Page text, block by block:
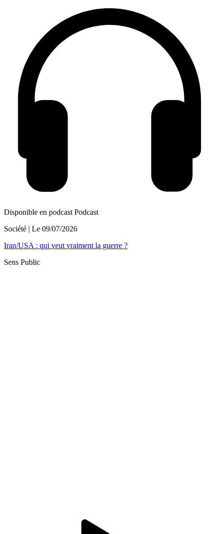
Disponible en podcast Podcast
Société | Le 09/07/2026
Iran/USA : qui veut vraiment la guerre ?
Sens Public